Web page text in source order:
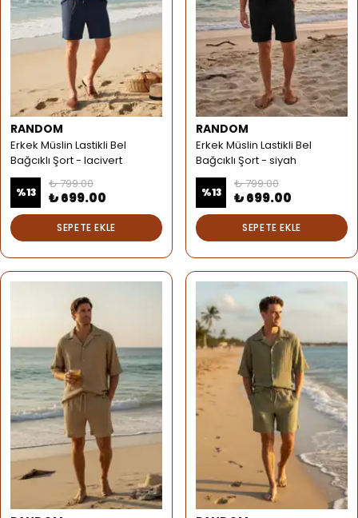
RANDOM
Erkek Müslin Lastikli Bel
Bağcıklı Şort - lacivert
%13
₺ 799.00
₺ 699.00
SEPETE EKLE
RANDOM
Erkek Müslin Lastikli Bel
Bağcıklı Şort - siyah
%13
₺ 799.00
₺ 699.00
SEPETE EKLE